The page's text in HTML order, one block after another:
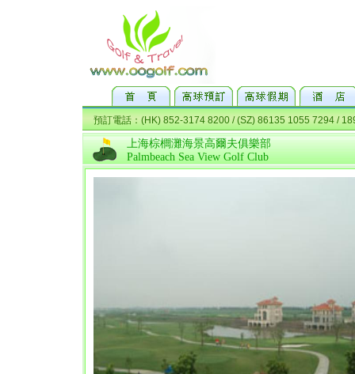
上海棕櫚灘海景高爾夫俱樂部
Palmbeach Sea View Golf Club